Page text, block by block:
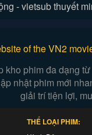
- vietsub thuyết
of the VN2
phim đa dạng
nhật phim mới
giải trí tiện lợi,
THỂ LOẠI PHIM: